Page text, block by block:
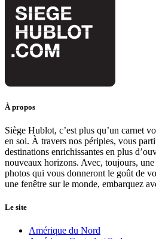
À propos
Siège Hublot, c’est plus qu’un carnet
en soi. À travers nos périples, vous
destinations enrichissantes en plus
nouveaux horizons. Avec, toujours,
photos qui vous donneront le goût de
une fenêtre sur le monde, embarquez
Le site
Amérique du Nord